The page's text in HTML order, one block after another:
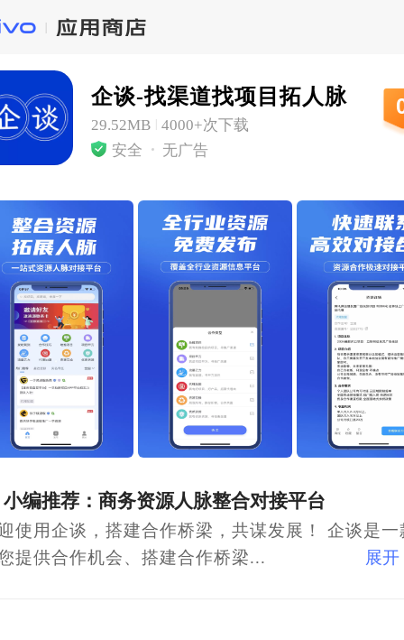
企谈-找渠道找项目拓人脉
29.52MB
4000+次下载
安全
无广告
小编推荐：商务资源人脉整合对接平台
使用企谈，搭建合作桥梁，共谋发展！ 企谈是一款
提供合作机会、搭建合作桥梁...
展开